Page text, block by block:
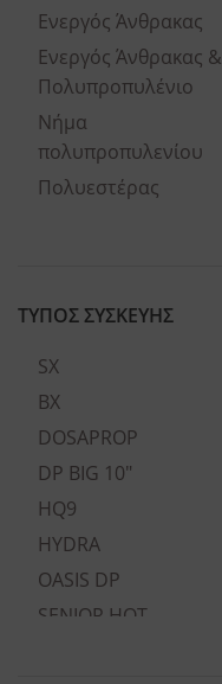
Ενεργός Άνθρακας
Ενεργός Άνθρακας &
Πολυπροπυλένιο
Νήμα
πολυπροπυλενίου
Πολυεστέρας
(χαλαζίας)
Συμπαγές
Άνθρακας
Συμπαγής Ενεργός
Άνθρακας Με Hollow-
Fibre
ΤΥΠΟΣ ΣΥΣΚΕΥΗΣ
SX
BX
DOSAPROP
DP BIG 10"
HQ9
HYDRA
OASIS DP
SENIOR HOT